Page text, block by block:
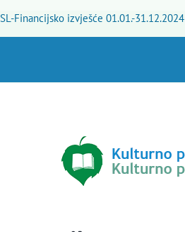
to
content
SL-Financijsko izvješće 01.01.-31.12.2024